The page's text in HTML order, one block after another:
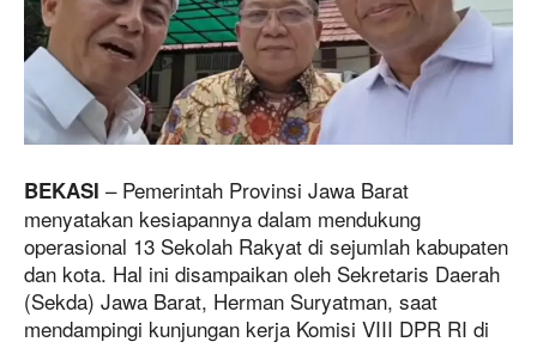
BEKASI – Pemerintah Provinsi Jawa Barat
menyatakan kesiapannya dalam mendukung
operasional 13 Sekolah Rakyat di sejumlah kabupaten
dan kota. Hal ini disampaikan oleh Sekretaris Daerah
(Sekda) Jawa Barat, Herman Suryatman, saat
mendampingi kunjungan kerja Komisi VIII DPR RI di